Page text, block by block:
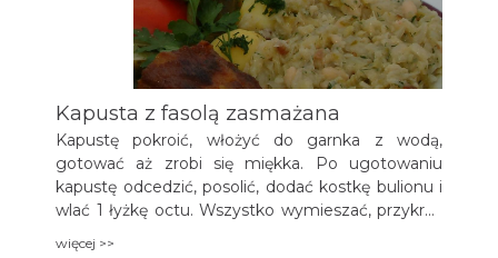
Kapusta z fasolą zasmażana
Kapustę pokroić, włożyć do garnka z wodą,
gotować aż zrobi się miękka. Po ugotowaniu
kapustę odcedzić, posolić, dodać kostkę bulionu i
wlać 1 łyżkę octu. Wszystko wymieszać, przykryć
więcej >>